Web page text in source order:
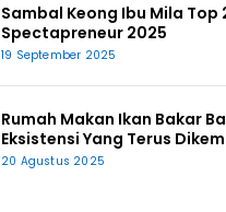
Sambal Keong Ibu Mila Top
Spectapreneur 2025
19 September 2025
Rumah Makan Ikan Bakar
Eksistensi Yang Terus
20 Agustus 2025